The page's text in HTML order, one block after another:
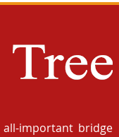
important bridge